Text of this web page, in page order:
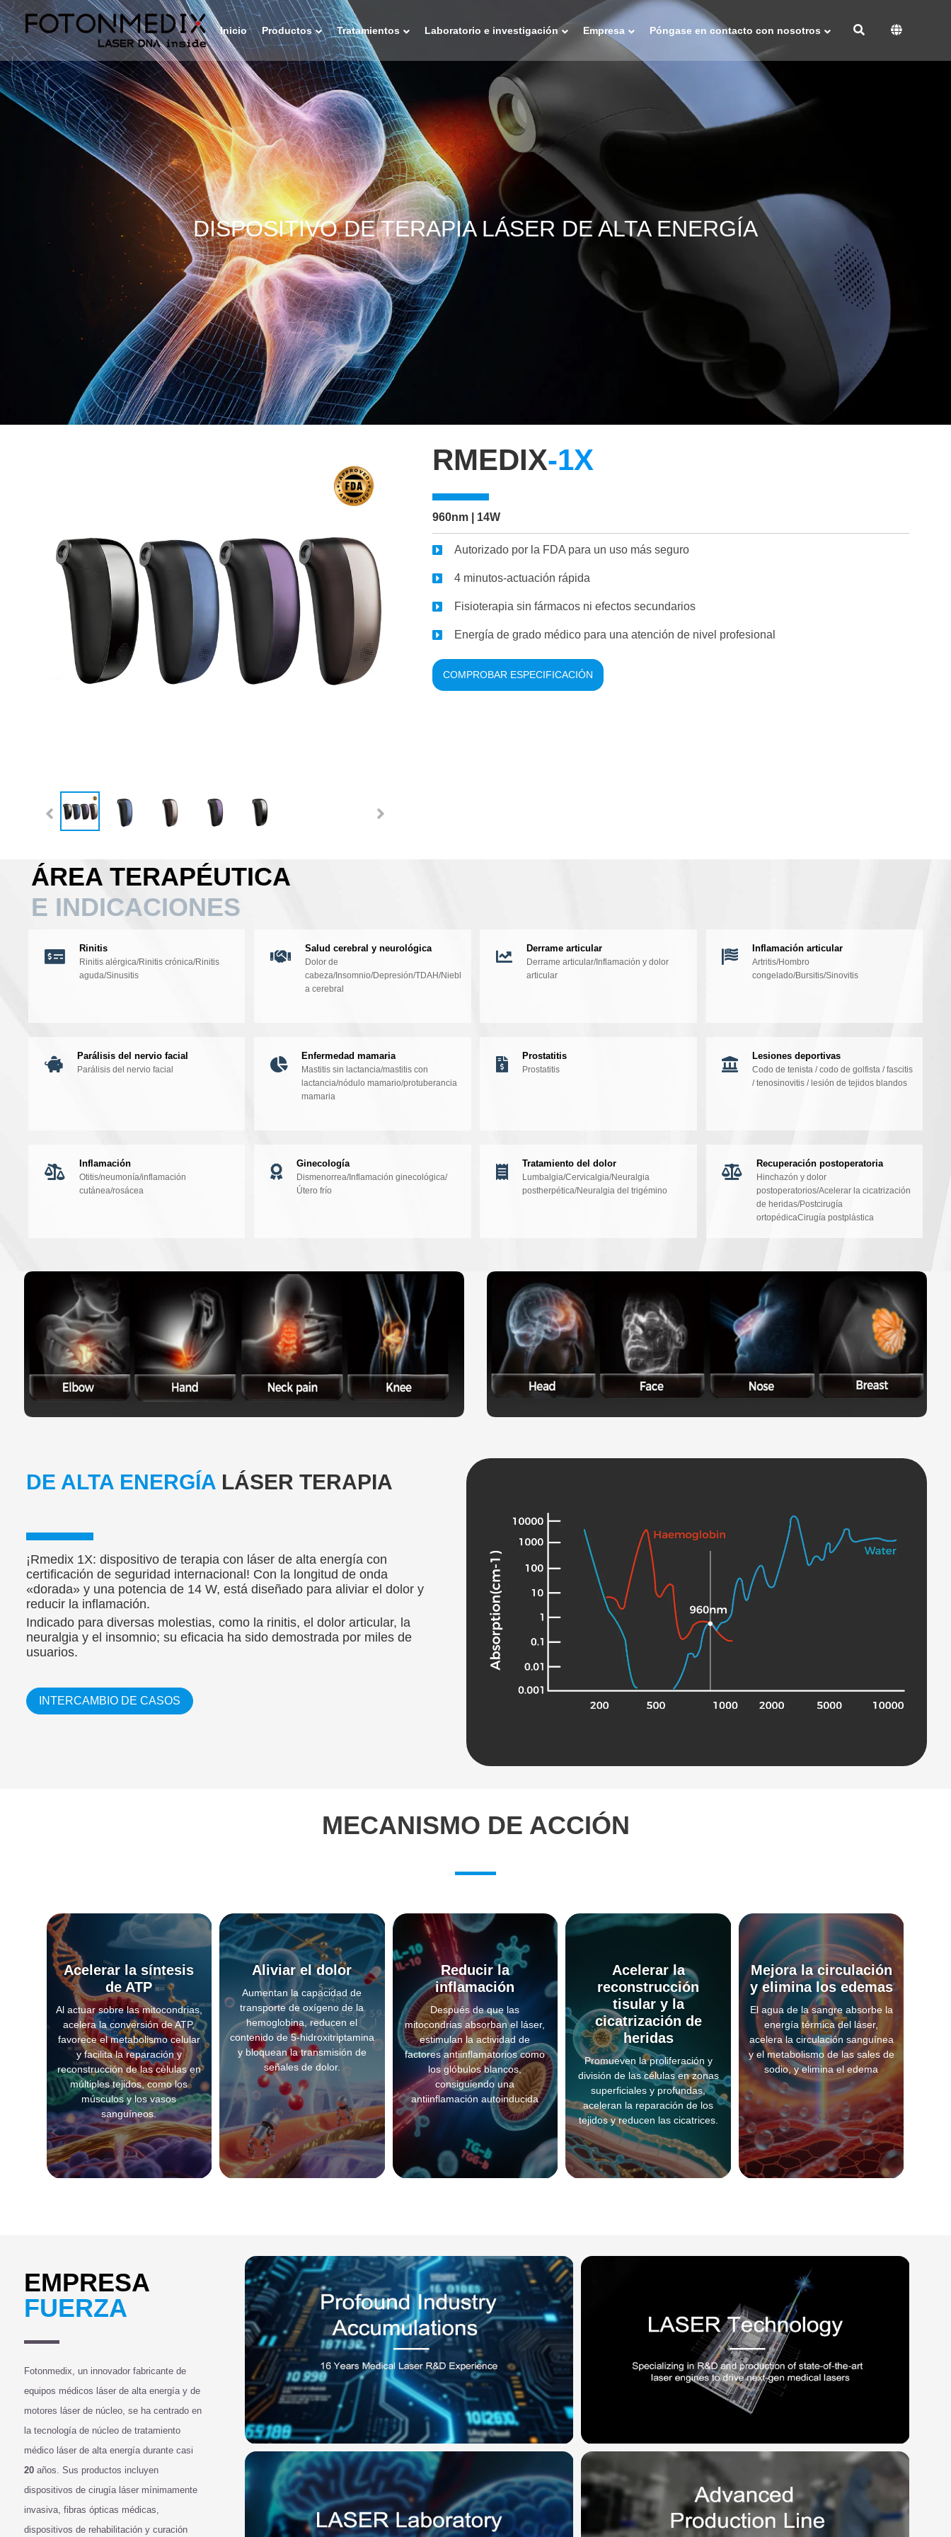
Inicio Productos Tratamientos Laboratorio e investigación Empresa Póngase en contacto con nosotros
DISPOSITIVO DE TERAPIA LÁSER DE ALTA ENERGÍA
RMEDIX-1X
960nm | 14W
Autorizado por la FDA para un uso más seguro
4 minutos-actuación rápida
Fisioterapia sin fármacos ni efectos secundarios
Energía de grado médico para una atención de nivel profesional
COMPROBAR ESPECIFICACIÓN
ÁREA TERAPÉUTICA
E INDICACIONES
Rinitis
Rinitis alérgica/Rinitis crónica/Rinitis
aguda/Sinusitis
Salud cerebral y neurológica
Dolor de
cabeza/Insomnio/Depresión/TDAH/Niebl
a cerebral
Derrame articular
Derrame articular/Inflamación y dolor
articular
Inflamación articular
Artritis/Hombro
congelado/Bursitis/Sinovitis
Parálisis del nervio facial
Parálisis del nervio facial
Enfermedad mamaria
Mastitis sin lactancia/mastitis con
lactancia/nódulo mamario/protuberancia
mamaria
Prostatitis
Prostatitis
Lesiones deportivas
Codo de tenista / codo de golfista / fascitis
/ tenosinovitis / lesión de tejidos blandos
Inflamación
Otitis/neumonía/inflamación
cutánea/rosácea
Ginecología
Dismenorrea/Inflamación ginecológica/
Útero frío
Tratamiento del dolor
Lumbalgia/Cervicalgia/Neuralgia
postherpética/Neuralgia del trigémino
Recuperación postoperatoria
Hinchazón y dolor
postoperatorios/Acelerar la cicatrización
de heridas/Postcirugía
ortopédicaCirugía postplástica
DE ALTA ENERGÍALÁSER TERAPIA
¡Rmedix 1X: dispositivo de terapia con láser de alta energía con
certificación de seguridad internacional! Con la longitud de onda
«dorada» y una potencia de 14 W, está diseñado para aliviar el dolor y
reducir la inflamación.
Indicado para diversas molestias, como la rinitis, el dolor articular, la
neuralgia y el insomnio; su eficacia ha sido demostrada por miles de
usuarios.
INTERCAMBIO DE CASOS
MECANISMO DE ACCIÓN
Acelerar la síntesis
de ATP
Al actuar sobre las mitocondrias,
acelera la conversión de ATP,
favorece el metabolismo celular
y facilita la reparación y
reconstrucción de las células en
múltiples tejidos, como los
músculos y los vasos
sanguíneos.
Aliviar el dolor
Aumentan la capacidad de
transporte de oxígeno de la
hemoglobina, reducen el
contenido de 5-hidroxitriptamina
y bloquean la transmisión de
señales de dolor.
Reducir la
inflamación
Después de que las
mitocondrias absorban el láser,
estimulan la actividad de
factores antiinflamatorios como
los glóbulos blancos,
consiguiendo una
antiinflamación autoinducida
Acelerar la
reconstrucción
tisular y la
cicatrización de
heridas
Promueven la proliferación y
división de las células en zonas
superficiales y profundas,
aceleran la reparación de los
tejidos y reducen las cicatrices.
Mejora la circulación
y elimina los edemas
El agua de la sangre absorbe la
energía térmica del láser,
acelera la circulación sanguínea
y el metabolismo de las sales de
sodio, y elimina el edema
EMPRESA
FUERZA
Fotonmedix, un innovador fabricante de
equipos médicos láser de alta energía y de
motores láser de núcleo, se ha centrado en
la tecnología de núcleo de tratamiento
médico láser de alta energía durante casi
20 años. Sus productos incluyen
dispositivos de cirugía láser mínimamente
invasiva, fibras ópticas médicas,
dispositivos de rehabilitación y curación